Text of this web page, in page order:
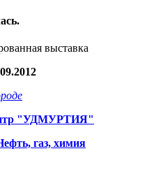
выставка
"УДМУРТИЯ"
газ, химия